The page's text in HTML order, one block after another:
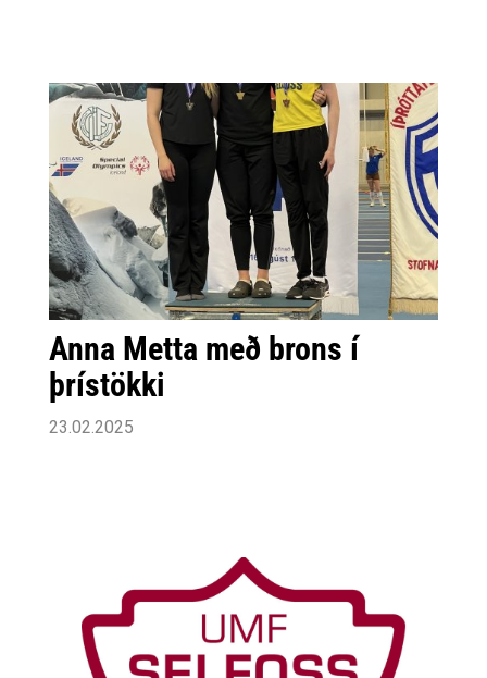
Anna Metta með brons í
þrístökki
23.02.2025